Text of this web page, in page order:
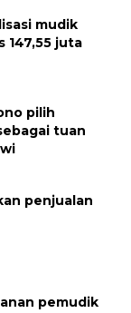
mudik
147,55 juta
pilih
tuan
penjualan
pemudik